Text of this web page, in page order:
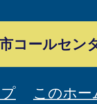
コールセン
このホ